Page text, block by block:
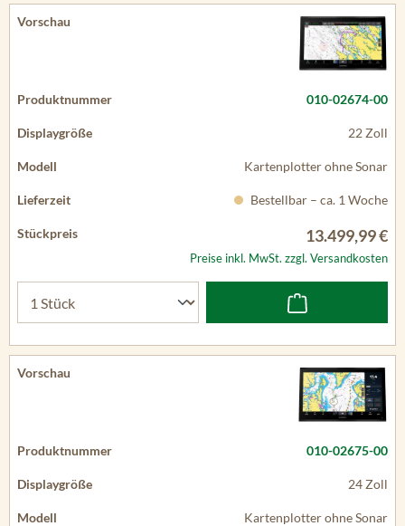
010-02674-00
22 Zoll
Kartenplotter ohne Sonar
Bestellbar – ca. 1 Woche
13.499,99 €
Preise inkl. MwSt. zzgl. Versandkosten
010-02675-00
24 Zoll
Kartenplotter ohne Sonar